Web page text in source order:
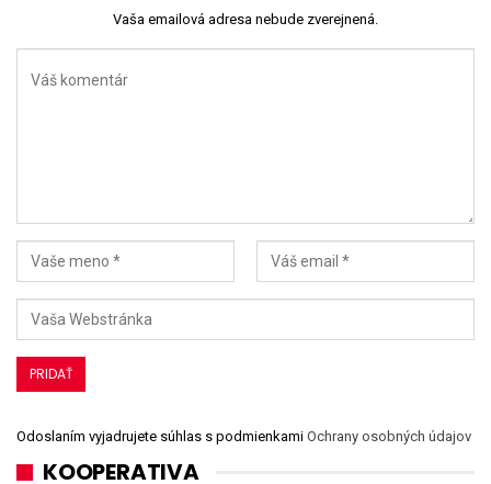
Vaša emailová adresa nebude zverejnená.
Odoslaním vyjadrujete súhlas s podmienkami Ochrany osobných údajov
KOOPERATIVA